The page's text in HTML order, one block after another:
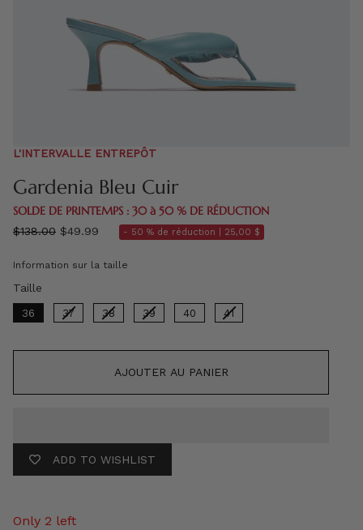
L'INTERVALLE ENTREPÔT
Gardenia Bleu Cuir
SOLDE DE PRINTEMPS : 30 à 50 % DE RÉDUCTION
régulier
$138.00 $49.99 - 50 % de réduction | 25,00 $
Information sur la taille
Taille
36 37 38 39 40 41
AJOUTER AU PANIER
ADD TO WISHLIST
Only 2 left